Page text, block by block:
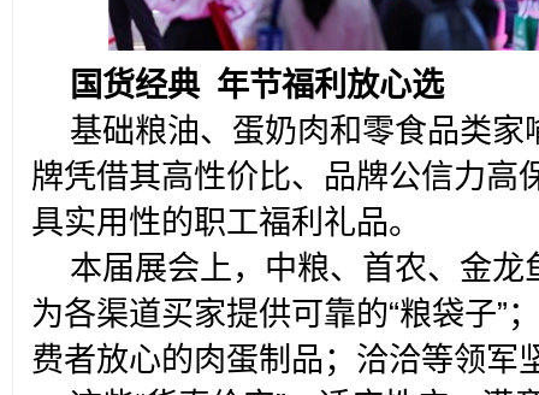
国货经典 年节福利放心选
基础粮油、蛋奶肉和零食品类
牌凭借其高性价比、品牌公信力高
具实用性的职工福利礼品。
本届展会上，中粮、首农、金
为各渠道买家提供可靠的“粮袋子”
费者放心的肉蛋制品；洽洽等领